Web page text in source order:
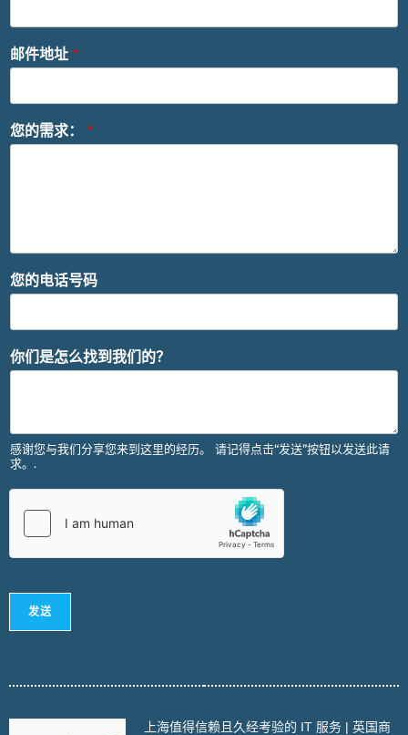
邮件地址 *
您的需求： *
您的电话号码
你们是怎么找到我们的？
感谢您与我们分享您来到这里的经历。 请记得点击“发送”按钮以发送此请
求。.
发送
上海值得信赖且久经考验的 IT 服务 | 英国商